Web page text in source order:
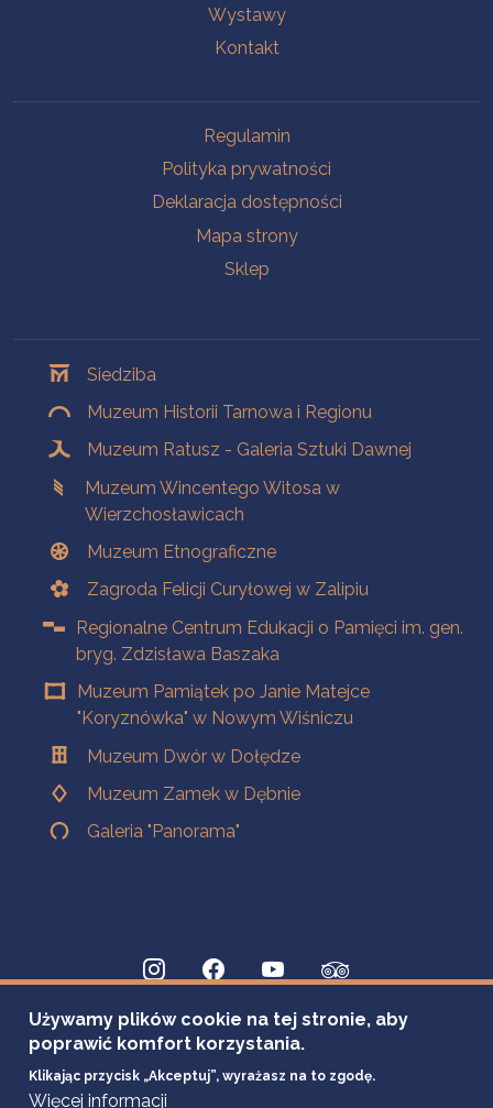
Wystawy
Kontakt
Regulamin
Polityka prywatności
Deklaracja dostępności
Mapa strony
Sklep
Siedziba
Muzeum Historii Tarnowa i Regionu
Muzeum Ratusz - Galeria Sztuki Dawnej
Muzeum Wincentego Witosa w
Wierzchosławicach
Muzeum Etnograficzne
Zagroda Felicji Curyłowej w Zalipiu
Regionalne Centrum Edukacji o Pamięci im. gen.
bryg. Zdzisława Baszaka
Muzeum Pamiątek po Janie Matejce
"Koryznówka" w Nowym Wiśniczu
Muzeum Dwór w Dołędze
Muzeum Zamek w Dębnie
Galeria "Panorama"
Używamy plików cookie na tej stronie, aby
poprawić komfort korzystania.
Klikając przycisk „Akceptuj”, wyrażasz na to zgodę.
Więcej informacji